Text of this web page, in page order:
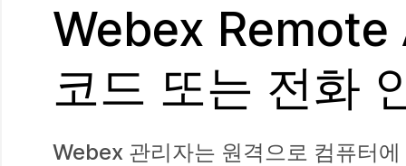
Webex Remote
코드 또는 전화
Webex 관리자는 원격으로 컴퓨터